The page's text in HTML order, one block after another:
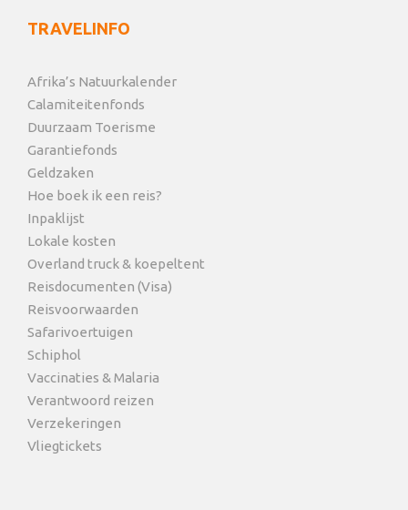
Foto's
TRAVELINFO
Afrika’s Natuurkalender
Calamiteitenfonds
Duurzaam Toerisme
Garantiefonds
Geldzaken
Hoe boek ik een reis?
Inpaklijst
Lokale kosten
Overland truck & koepeltent
Reisdocumenten (Visa)
Reisvoorwaarden
Safarivoertuigen
Schiphol
Vaccinaties & Malaria
Verantwoord reizen
Verzekeringen
Vliegtickets